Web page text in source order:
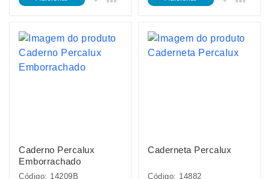
Caderno Percalux
Emborrachado
Código: 14209B
Caderneta Percalux
Código: 14882